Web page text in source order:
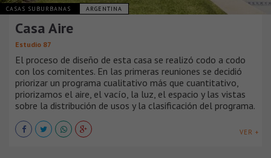
CASAS SUBURBANAS ARGENTINA
Casa Aire
Estudio 87
El proceso de diseño de esta casa se realizó codo a codo
con los comitentes. En las primeras reuniones se decidió
priorizar un programa cualitativo más que cuantitativo,
priorizamos el aire, el vacío, la luz, el espacio y las vistas
sobre la distribución de usos y la clasificación del programa.
VER +